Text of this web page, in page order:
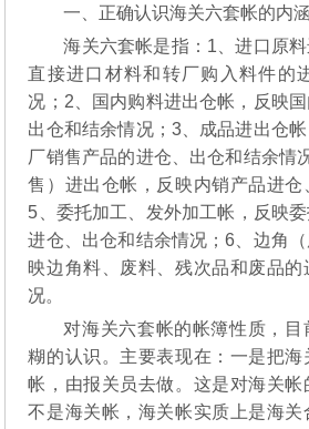
一、正确认识海关六套帐的内
海关六套帐是指：1、进口原
直接进口材料和转厂购入料件的
况；2、国内购料进出仓帐，反映国
出仓和结余情况；3、成品进出仓
厂销售产品的进仓、出仓和结余情
售）进出仓帐，反映内销产品进仓
5、委托加工、发外加工帐，反映
进仓、出仓和结余情况；6、边角
映边角料、废料、残次品和废品
况。
对海关六套帐的帐簿性质，
糊的认识。主要表现在：一是把
帐，由报关员去做。这是对海关
不是海关帐，海关帐实质上是海